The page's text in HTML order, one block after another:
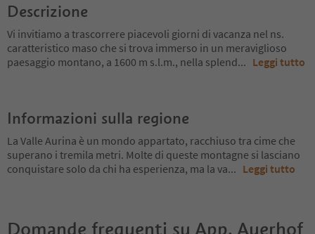
Descrizione
Vi invitiamo a trascorrere piacevoli giorni di vacanza nel ns.
caratteristico maso che si trova immerso in un meraviglioso
paesaggio montano, a 1600 m s.l.m., nella splend... Leggi tutto
Informazioni sulla regione
La Valle Aurina è un mondo appartato, racchiuso tra cime che
superano i tremila metri. Molte di queste montagne si lasciano
conquistare solo da chi ha esperienza, ma la va... Leggi tutto
Domande frequenti su App. Auerhof